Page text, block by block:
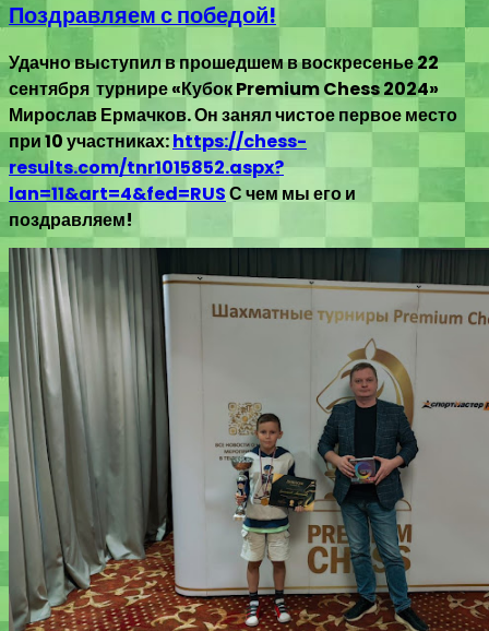
Поздравляем с победой!
Удачно выступил в прошедшем в воскресенье 22
сентября турнире «Кубок Premium Chess 2024»
Мирослав Ермачков. Он занял чистое первое место
при 10 участниках:https://chess-
results.com/tnr1015852.aspx?
lan=11&art=4&fed=RUSС чем мы его и
поздравляем!